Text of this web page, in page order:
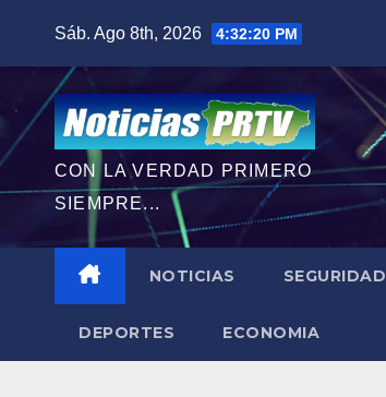
contenido
Sáb. Ago 8th, 2026 4:32:21 PM
CON LA VERDAD PRIMERO
SIEMPRE...
NOTICIAS SEGURIDAD
DEPORTES ECONOMIA